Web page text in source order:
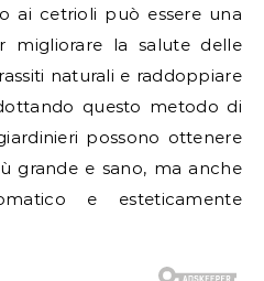
ai cetrioli può essere una
migliorare la salute delle
naturali e raddoppiare
questo metodo di
possono ottenere
grande e sano, ma anche
e esteticamente